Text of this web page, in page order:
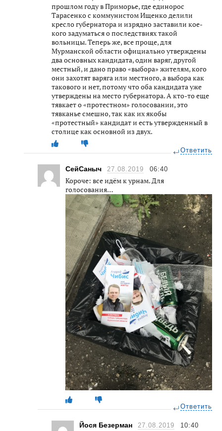
прошлом году в Приморье, где единорос
Тарасенко с коммунистом Ищенко делили
кресло губернатора и изрядно заставили кое-
кого задуматься о последствиях такой
вольницы. Теперь же, все проще, для
Мурманской области официально утверждены
два основных кандидата, один варяг, другой
местный, и дано право «выбора» жителям, кого
они захотят варяга или местного, а выбора как
такового и нет, потому что оба кандидата уже
утверждены на место губернатора. А кто-то еще
тявкает о «протестном» голосовании, это
тявканье смешно, так как их якобы
«протестный» кандидат и есть утвержденный в
столице как основной из двух.
Ответить
СейСаныч 27.08.2019 06:40
Короче: все идём к урнам. Для
голосования…
Ответить
Йося Безерман 27.08.2019 10:40